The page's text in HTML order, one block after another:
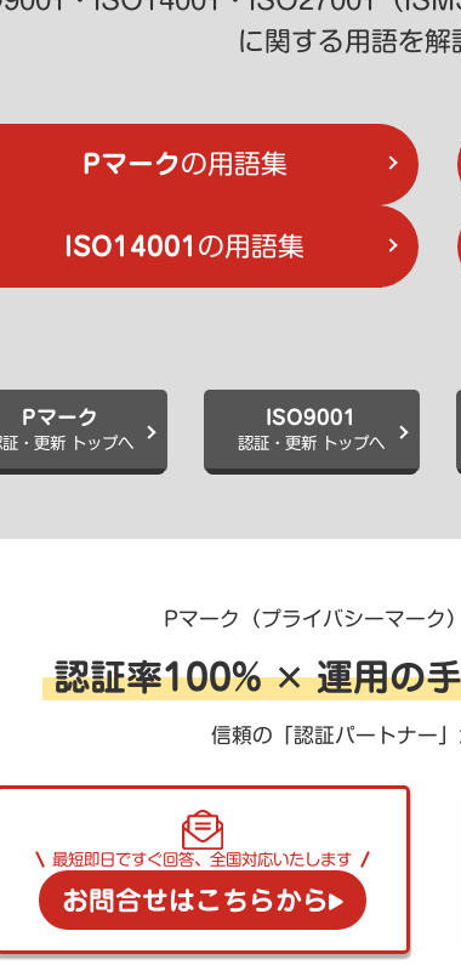
に関する用語を解
Pマークの用語集
ISO14001 の用語集
Pマーク
・更新 トップへ
ISO9001
認証・更新 トップへ
Pマーク（プライバシーマーク
認証率100% ✕ 運用の
信頼の「認証パートナー
最短即日ですぐ回答、全国対応いたします
お問合せはこちらから